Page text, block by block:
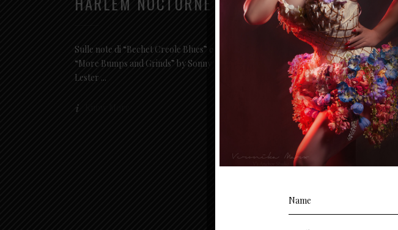
Sulle note di “Bechet Creole Blues” e
“More Bumps and Grinds” by Sonny
Lester
Aprile 13, 2022 Burlesque
LA ROSE EN PERLES
Sulle calde note dell'evergreen “La vie
en rose” interpretata da Sophie Milman
Know More